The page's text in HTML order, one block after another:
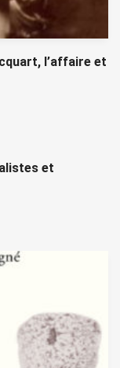
l’affaire et
et